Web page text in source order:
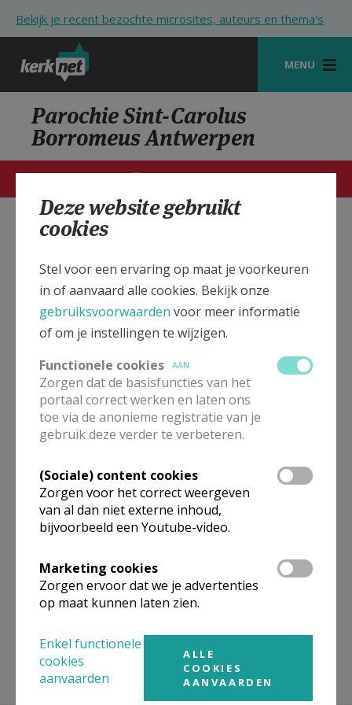
Bekijk je recent bezochte microsites, auteurs en thema's
MENU
STARTPAGINA
KERK
VIERINGEN
SHOP
ZOEKEN
HULP
STARTPAGINA PORTAAL
MIJN PAROCHIE
AANMELDEN OF REGISTREREN
Parochie Sint-Carolus
Borromeus Antwerpen
Verbergen
St.-Carolus Borromeus
Bekijk de details voor de weekendvieringen die doorgaan
in deze kerk, het adres van de kerk, alsook een lijst met
kerken in de buurt.
ALLE DETAILS TONEN
Niet gevonden wat je zocht? Hier vind je
links naar kerken, eventueel van andere
Kerken in of nabij
Deze website gebruikt
cookies
Stel voor een ervaring op maat je voorkeuren
in of aanvaard alle cookies. Bekijk onze
gebruiksvoorwaarden voor meer informatie
of om je instellingen te wijzigen.
Functionele cookies
AAN
Zorgen dat de basisfuncties van het
portaal correct werken en laten ons
toe via de anonieme registratie van je
gebruik deze verder te verbeteren.
(Sociale) content cookies
Zorgen voor het correct weergeven
van al dan niet externe inhoud,
bijvoorbeeld een Youtube-video.
Marketing cookies
Zorgen ervoor dat we je advertenties
op maat kunnen laten zien.
Enkel functionele
cookies
aanvaarden
ALLE
COOKIES
AANVAARDEN